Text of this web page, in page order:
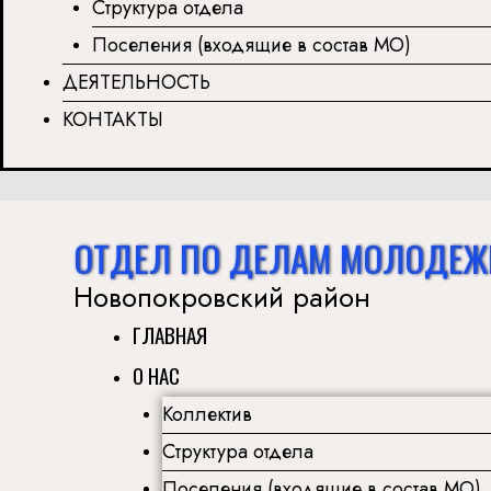
Структура отдела
Поселения (входящие в состав МО)
ДЕЯТЕЛЬНОСТЬ
КОНТАКТЫ
ОТДЕЛ ПО ДЕЛАМ
Новопокровский район
ГЛАВНАЯ
О НАС
Коллектив
Структура отдела